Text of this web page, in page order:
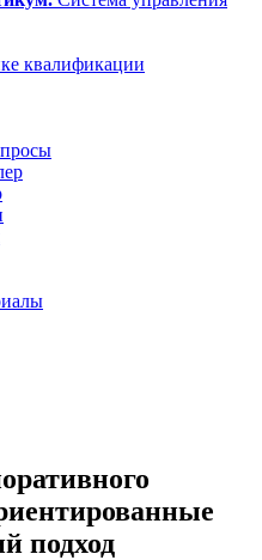
квалификации
подход